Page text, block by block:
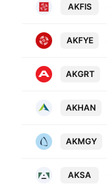
AKFIS
AKFYE
AKGRT
AKHAN
AKMGY
AKSA